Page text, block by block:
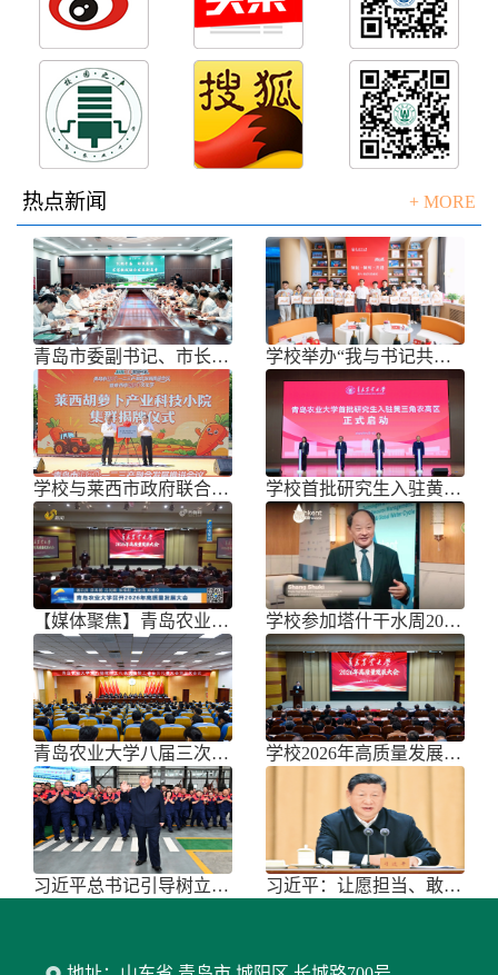
热点新闻 + MORE
青岛市委副书记、市长任刚来校调研 学校举办“我与书记共话成长”师生面
学校与莱西市政府联合举办青岛市胡萝 学校首批研究生入驻黄三角农高区
【媒体聚焦】青岛农业大学召开202 学校参加塔什干水周2026国际论坛
青岛农业大学八届三次双代会胜利召开 学校2026年高质量发展大会召开
习近平总书记引导树立和践行正确政绩 习近平：让愿担当、敢担当、善担当蔚